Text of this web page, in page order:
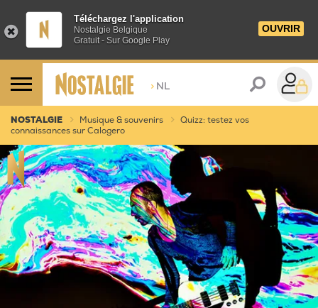
Téléchargez l'application
Nostalgie Belgique
Gratuit - Sur Google Play
OUVRIR
> NL
NOSTALGIE Musique & souvenirs
Quizz: testez vos
connaissances sur Calogero